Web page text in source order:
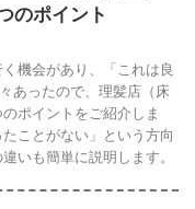
のポイント
機会があり、「これは良
あったので、理髪店（床
ポイントをご紹介しま
ことがない」という方向
いも簡単に説明します。